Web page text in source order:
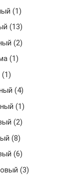
(1)
(13)
(2)
(1)
(1)
(4)
(1)
(2)
(8)
(6)
(3)